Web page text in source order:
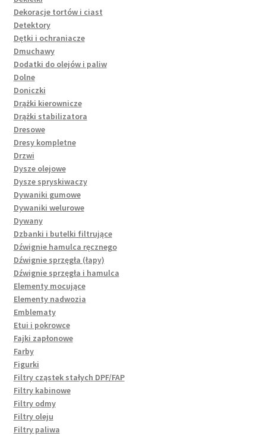
Dekoracje tortów i ciast
Detektory
Dętki i ochraniacze
Dmuchawy
Dodatki do olejów i paliw
Dolne
Doniczki
Drążki kierownicze
Drążki stabilizatora
Dresowe
Dresy kompletne
Drzwi
Dysze olejowe
Dysze spryskiwaczy
Dywaniki gumowe
Dywaniki welurowe
Dywany
Dzbanki i butelki filtrujące
Dźwignie hamulca ręcznego
Dźwignie sprzęgła (łapy)
Dźwignie sprzęgła i hamulca
Elementy mocujące
Elementy nadwozia
Emblematy
Etui i pokrowce
Fajki zapłonowe
Farby
Figurki
Filtry cząstek stałych DPF/FAP
Filtry kabinowe
Filtry odmy
Filtry oleju
Filtry paliwa